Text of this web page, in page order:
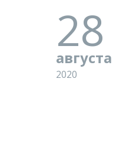
28
августа
2020